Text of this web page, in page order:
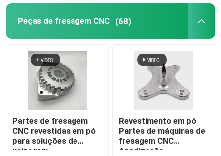
Peças de fresagem CNC (68)
Partes de fresagem
CNC revestidas em pó
para soluções de
usinagem
Revestimento em pó
Partes de máquinas de
fresagem CNC
Anodização